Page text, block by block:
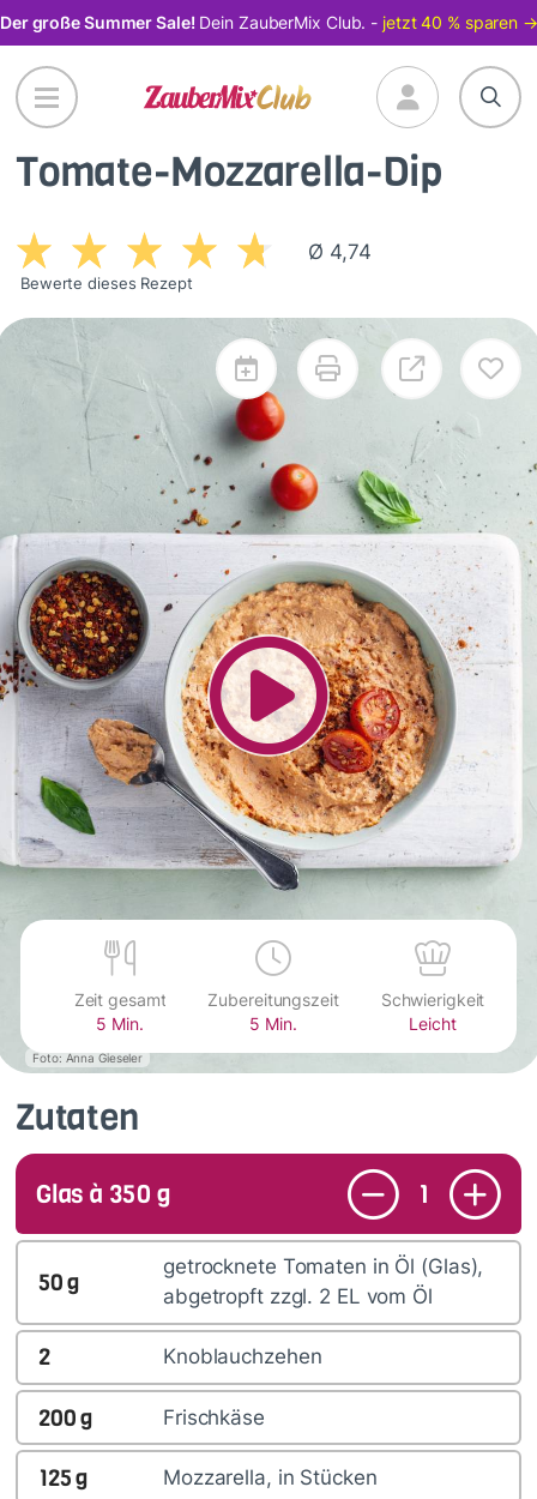
Direkt
zum
Inhalt
Der große Summer Sale! Dein ZauberMix Club. - jetzt 40 % sparen →
Tomate-Mozzarella-Dip
Ø 4,74
Bewerte dieses Rezept
Foto: Anna Gieseler
Zeit gesamt
5 Min.
Zubereitungszeit
5 Min.
Schwierigkeit
Leicht
Zutaten
Glas à 350 g 1
50g
getrocknete Tomaten in Öl (Glas),
abgetropft zzgl. 2 EL vom Öl
2 Knoblauchzehen
200g Frischkäse
125g Mozzarella, in Stücken